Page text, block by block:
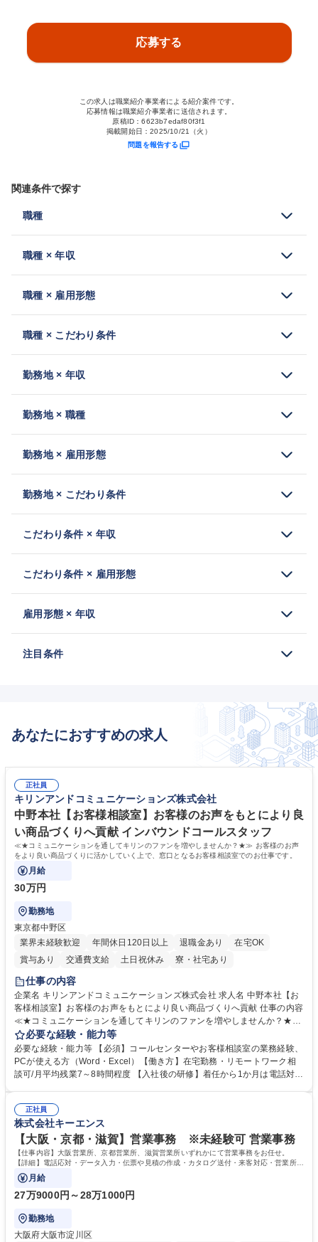
応募する
この求人は職業紹介事業者による紹介案件です。
応募情報は職業紹介事業者に送信されます。
原稿ID：6623b7edaf80f3f1
掲載開始日：2025/10/21（火）
問題を報告する
関連条件で探す
職種
職種 × 年収
職種 × 雇用形態
職種 × こだわり条件
勤務地 × 年収
勤務地 × 職種
勤務地 × 雇用形態
勤務地 × こだわり条件
こだわり条件 × 年収
こだわり条件 × 雇用形態
雇用形態 × 年収
注目条件
あなたにおすすめの求人
正社員
キリンアンドコミュニケーションズ株式会社
中野本社【お客様相談室】お客様のお声をもとにより良
い商品づくりへ貢献 インバウンドコールスタッフ
≪★コミュニケーションを通してキリンのファンを増やしませんか？★≫ お客様のお声
をより良い商品づくりに活かしていく上で、窓口となるお客様相談室でのお仕事です。
月給
30万円
勤務地
東京都中野区
業界未経験歓迎
年間休日120日以上 退職金あり
在宅OK
賞与あり
交通費支給 土日祝休み 寮・社宅あり
仕事の内容
企業名 キリンアンドコミュニケーションズ株式会社 求人名 中野本社【お
客様相談室】お客様のお声をもとにより良い商品づくりへ貢献 仕事の内容
≪★コミュニケーションを通してキリンのファンを増やしませんか？★≫
お客様のお声をより良い商品づくりに活かしていく上で、窓口となるお客
様相談室でのお仕事です。 日々お客様からいただくキリングループへのご
意見を、企業活動に活かしています。お客様からの声に迅速かつ誠意をも
って対応、情報提供するとともにグループ内活動に反映しています。 【具
平均100件前後■メール・手紙：同上40件前後 募集職種 中野本社【お客様
相談室】お客様のお声をもとにより良い商品づくりへ貢献
必要な経験・能力等
必要な経験・能力等 【必須】コールセンターやお客様相談室の業務経験、
PCが使える方（Word・Excel）【働き方】在宅勤務・リモートワーク相
談可/月平均残業7～8時間程度 【入社後の研修】着任から1か月は電話対応
すのでご安心ください。 【当社について】キリングループの広報機能を担
う会社として、お客様との出会いを大切にし、磨き上げたホスピタリティ
を込めてコミュニケーションをとりながら広報関連業務を行っておりま
す。 学歴・資格 学歴：大学院 大学 高専 短大 専修学校 高校 語学力： 資
格：
正社員
株式会社キーエンス
【大阪・京都・滋賀】営業事務 ※未経験可 営業事務
【仕事内容】大阪営業所、京都営業所、滋賀営業所いずれかにて営業事務をお任せ。
【詳細】電話応対・データ入力・伝票や見積の作成・カタログ送付・来客対応・営業所内
で発生する事務業務や業務改善をお任せ。
月給
27万9000円～28万1000円
勤務地
大阪府大阪市淀川区